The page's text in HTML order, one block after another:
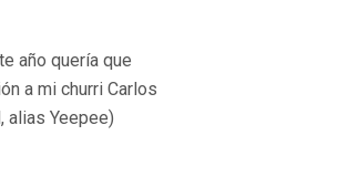
año quería que
a mi churri Carlos
alias Yeepee)